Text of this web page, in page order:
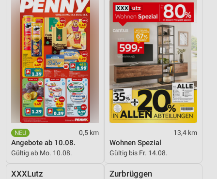
0,5 km
Angebote ab 10.08.
Gültig ab Mo. 10.08.
13,4 km
Wohnen Spezial
Gültig bis Fr. 14.08.
XXXLutz Zurbrüggen